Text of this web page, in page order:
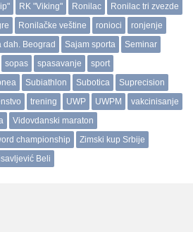
RK "Viking" Ronilac
Ronilac tri zvezde
Ronilačke veštine ronioci
ronjenje
dah. Beograd Sajam sporta
Seminar
sopas spasavanje
sport
Subiathlon Subotica
Suprecision
trening UWP UWPM
vakcinisanje
Vidovdanski maraton
championship
Zimski kup Srbije
Beli